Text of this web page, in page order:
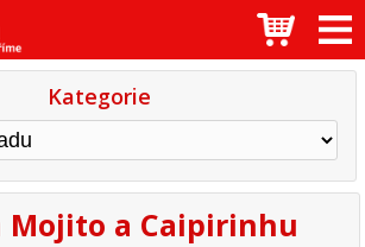
Kategorie
Mojito a Caipirinhu